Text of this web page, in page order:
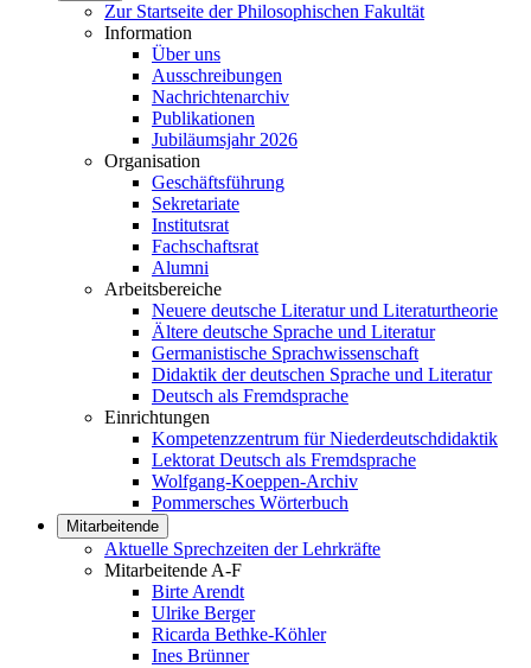
Zur Startseite der Philosophischen Fakultät
Information
Über uns
Ausschreibungen
Nachrichtenarchiv
Publikationen
Jubiläumsjahr 2026
Organisation
Geschäftsführung
Sekretariate
Institutsrat
Fachschaftsrat
Alumni
Arbeitsbereiche
Neuere deutsche Literatur und Literaturtheorie
Ältere deutsche Sprache und Literatur
Germanistische Sprachwissenschaft
Didaktik der deutschen Sprache und Literatur
Deutsch als Fremdsprache
Einrichtungen
Kompetenzzentrum für Niederdeutschdidaktik
Lektorat Deutsch als Fremdsprache
Wolfgang-Koeppen-Archiv
Pommersches Wörterbuch
Mitarbeitende
Aktuelle Sprechzeiten der Lehrkräfte
Mitarbeitende A-F
Birte Arendt
Ulrike Berger
Ricarda Bethke-Köhler
Ines Brünner